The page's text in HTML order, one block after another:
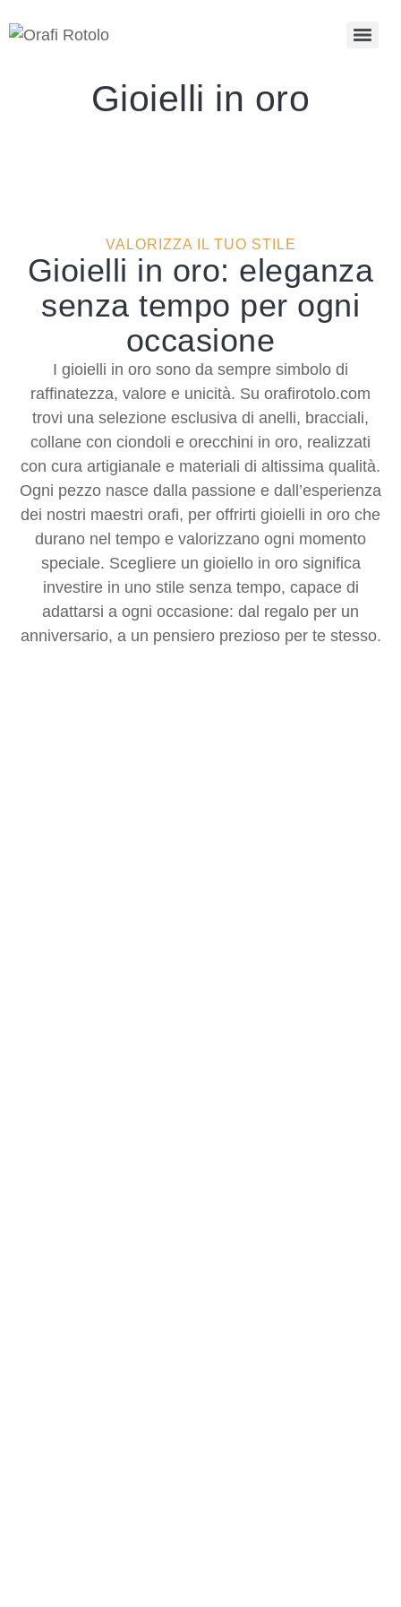
Gioielli in oro
VALORIZZA IL TUO STILE
Gioielli in oro: eleganza
senza tempo per ogni
occasione
I gioielli in oro sono da sempre simbolo di
raffinatezza, valore e unicità. Su orafirotolo.com
trovi una selezione esclusiva di anelli, bracciali,
collane con ciondoli e orecchini in oro, realizzati
con cura artigianale e materiali di altissima qualità.
Ogni pezzo nasce dalla passione e dall’esperienza
dei nostri maestri orafi, per offrirti gioielli in oro che
durano nel tempo e valorizzano ogni momento
speciale. Scegliere un gioiello in oro significa
investire in uno stile senza tempo, capace di
adattarsi a ogni occasione: dal regalo per un
anniversario, a un pensiero prezioso per te stesso.